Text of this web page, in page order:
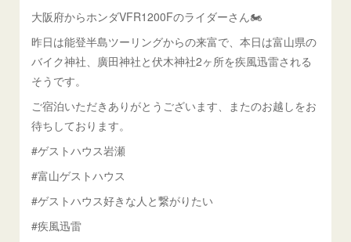
大阪府からホンダVFR1200Fのライダーさん🏍️
昨日は能登半島ツーリングからの来富で、本日は富山県の
バイク神社、廣田神社と伏木神社2ヶ所を疾風迅雷される
そうです。
ご宿泊いただきありがとうございます、またのお越しをお
待ちしております。
#ゲストハウス岩瀬
#富山ゲストハウス
#ゲストハウス好きな人と繋がりたい
#疾風迅雷